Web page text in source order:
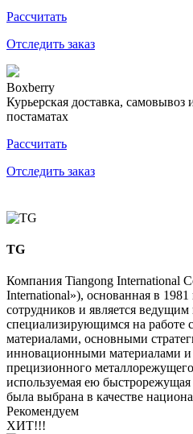
Рассчитать
Отследить заказ
Boxberry
Курьерская доставка, самовывоз
постаматах
Рассчитать
Отследить заказ
TG
Компания Tiangong International
International»), основанная в 1981
сотрудников и является
специализирующимся на работе
материалами, основными
инновационными материалами и
прецизионного
используемая ею быстрорежущая
была выбрана в качестве
Рекомендуем
ХИТ!!!